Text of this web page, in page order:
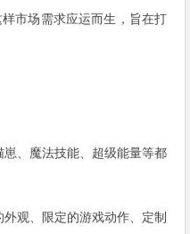
市场需求应运而生，旨在打
崽、魔法技能、超级能量等都
观、限定的游戏动作、定制